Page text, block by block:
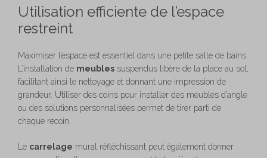
Utilisation efficiente de l’espace
restreint
Maximiser l’espace est essentiel dans une petite salle de bains.
L’installation de meubles suspendus libère de la place au sol,
facilitant ainsi le nettoyage et donnant une impression de
grandeur. Utiliser des coins pour installer des meubles d’angle
ou des solutions personnalisées permet de tirer parti de
chaque recoin.
Le carrelage mural réfléchissant peut également donner